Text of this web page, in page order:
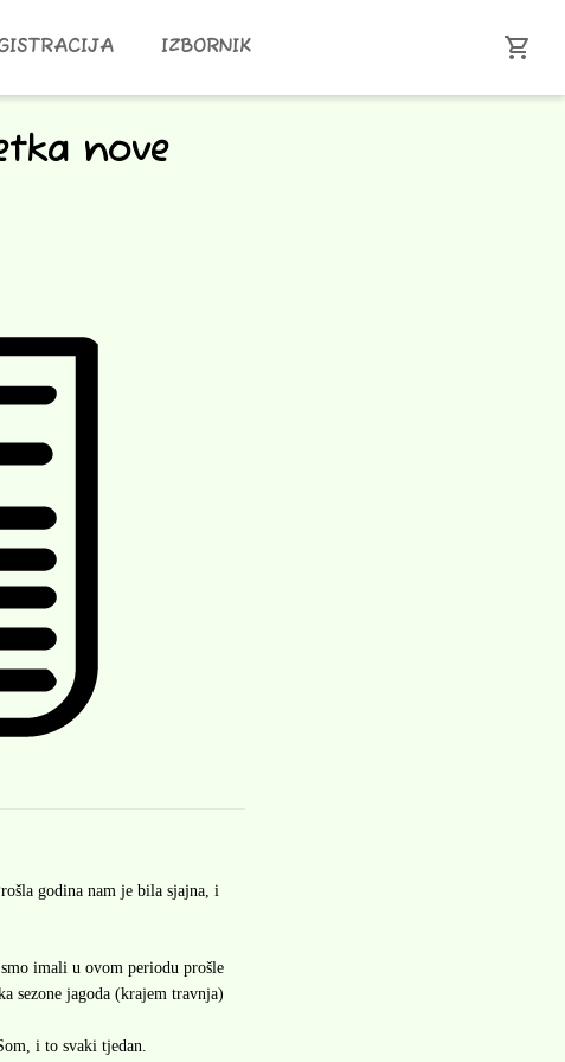
IZBORNIK shopping_cart
nove
godina nam je bila sjajna, i
imali u ovom periodu prošle
sezone jagoda (krajem travnja)
i to svaki tjedan.